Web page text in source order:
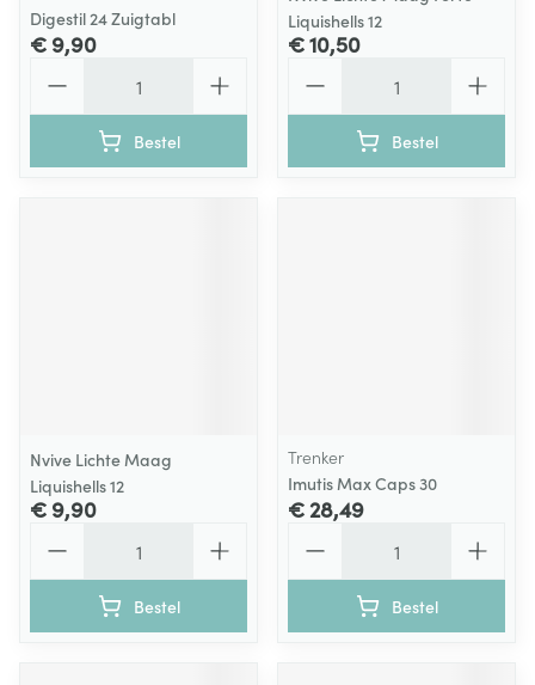
Digestil 24 Zuigtabl
€ 9,90
Bestel
Liquishells 12
€ 10,50
Bestel
Nvive Lichte Maag
Liquishells 12
€ 9,90
Bestel
Trenker
Imutis Max Caps 30
€ 28,49
Bestel